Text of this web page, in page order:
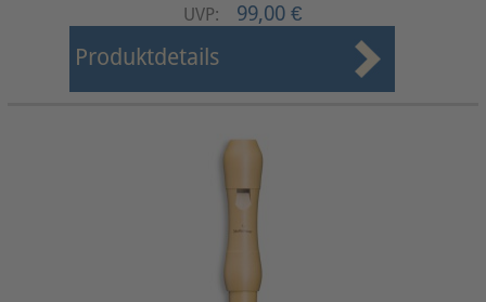
UVP: 99,00 €
Produktdetails